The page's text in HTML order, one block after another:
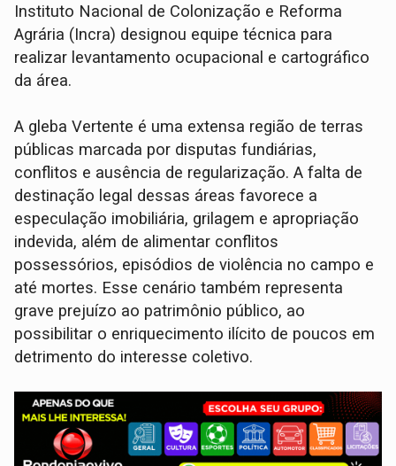
Instituto Nacional de Colonização e Reforma
Agrária (Incra) designou equipe técnica para
realizar levantamento ocupacional e cartográfico
da área.
A gleba Vertente é uma extensa região de terras
públicas marcada por disputas fundiárias,
conflitos e ausência de regularização. A falta de
destinação legal dessas áreas favorece a
especulação imobiliária, grilagem e apropriação
indevida, além de alimentar conflitos
possessórios, episódios de violência no campo e
até mortes. Esse cenário também representa
grave prejuízo ao patrimônio público, ao
possibilitar o enriquecimento ilícito de poucos em
detrimento do interesse coletivo.